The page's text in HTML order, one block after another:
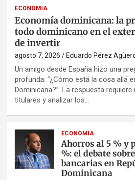
ECONOMIA
Economía dominicana: la
todo dominicano en el
de invertir
agosto 7, 2026 Eduardo Pérez
Un amigo desde España hizo una
profunda: “¿Cómo está la cosa allá
Dominicana?”. La respuesta
titulares y analizar los…
ECONOMIA
Ahorros al 5 % y
%: el debate
bancarias en
Dominicana